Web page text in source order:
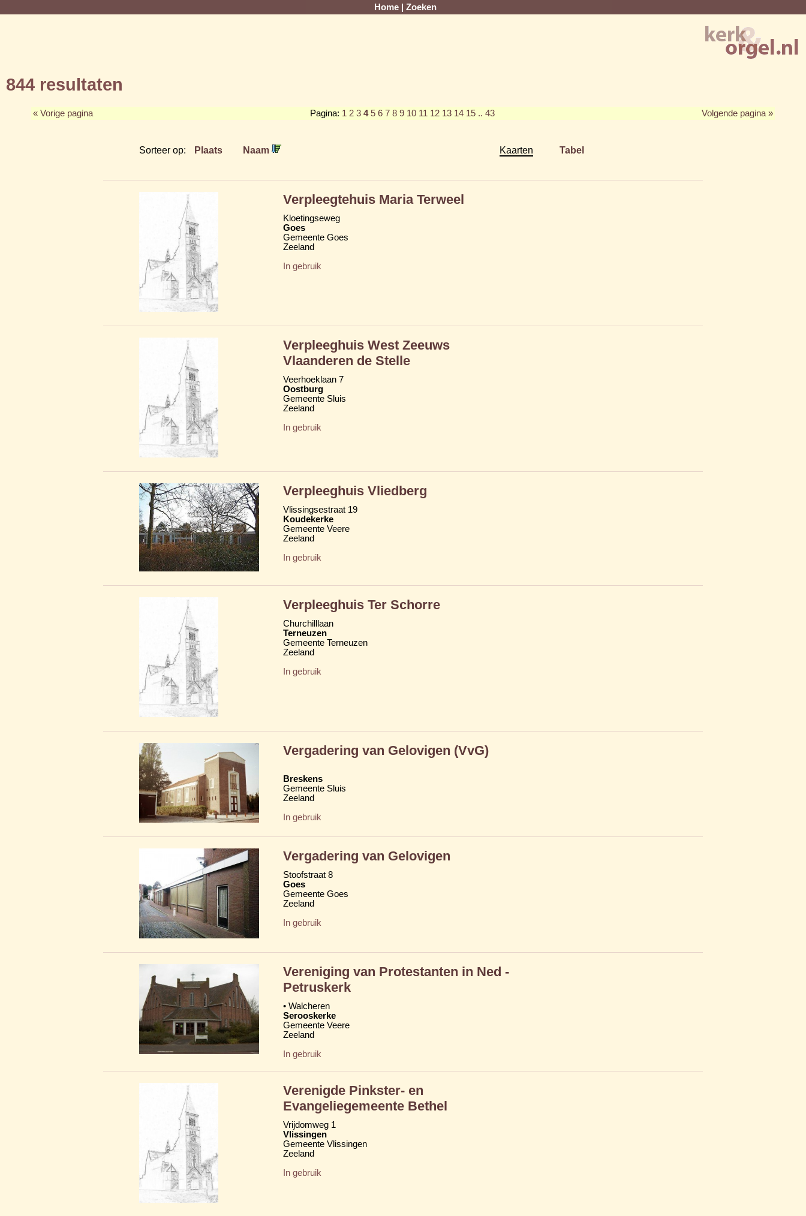
Home Zoeken
844 resultaten
« Vorige pagina Pagina: 1 2 3 4 5 6 7 8 9 10 11 12 13 14 15 .. 43 Volgende pagina »
Sorteer op: Plaats Naam Kaarten Tabel
Verpleegtehuis Maria Terweel
Kloetingseweg
Goes
Gemeente Goes
Zeeland
In gebruik
Verpleeghuis West Zeeuws
Vlaanderen de Stelle
Veerhoeklaan 7
Oostburg
Gemeente Sluis
Zeeland
In gebruik
Verpleeghuis Vliedberg
Vlissingsestraat 19
Koudekerke
Gemeente Veere
Zeeland
In gebruik
Verpleeghuis Ter Schorre
Churchilllaan
Terneuzen
Gemeente Terneuzen
Zeeland
In gebruik
Vergadering van Gelovigen (VvG)
Breskens
Gemeente Sluis
Zeeland
In gebruik
Vergadering van Gelovigen
Stoofstraat 8
Goes
Gemeente Goes
Zeeland
In gebruik
Vereniging van Protestanten in Ned -
Petruskerk
• Walcheren
Serooskerke
Gemeente Veere
Zeeland
In gebruik
Verenigde Pinkster- en
Evangeliegemeente Bethel
Vrijdomweg 1
Vlissingen
Gemeente Vlissingen
Zeeland
In gebruik